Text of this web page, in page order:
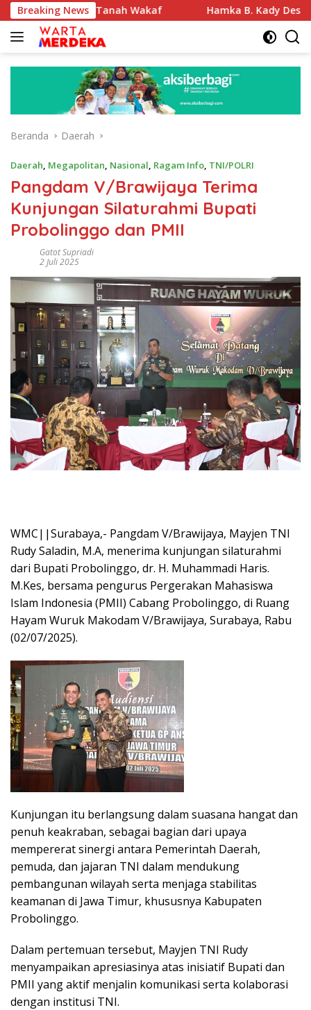
Langsung
ke
konten
Breaking News
Tanah Wakaf Hamka B. Kady Desak Evaluasi
Beranda Daerah
Daerah, Megapolitan, Nasional, Ragam Info, TNI/POLRI
Pangdam V/Brawijaya Terima
Kunjungan Silaturahmi Bupati
Probolinggo dan PMII
Gatot Supriadi
2 Juli 2025
WMC||Surabaya,- Pangdam V/Brawijaya, Mayjen TNI
Rudy Saladin, M.A, menerima kunjungan silaturahmi
dari Bupati Probolinggo, dr. H. Muhammadi Haris.
M.Kes, bersama pengurus Pergerakan Mahasiswa
Islam Indonesia (PMII) Cabang Probolinggo, di Ruang
Hayam Wuruk Makodam V/Brawijaya, Surabaya, Rabu
(02/07/2025).
Kunjungan itu berlangsung dalam suasana hangat dan
penuh keakraban, sebagai bagian dari upaya
mempererat sinergi antara Pemerintah Daerah,
pemuda, dan jajaran TNI dalam mendukung
pembangunan wilayah serta menjaga stabilitas
keamanan di Jawa Timur, khususnya Kabupaten
Probolinggo.
Dalam pertemuan tersebut, Mayjen TNI Rudy
menyampaikan apresiasinya atas inisiatif Bupati dan
PMII yang aktif menjalin komunikasi serta kolaborasi
dengan institusi TNI.